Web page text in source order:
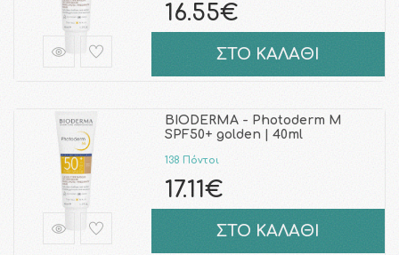
16.55€
ΣΤΟ ΚΑΛΑΘΙ
BIODERMA - Photoderm M
SPF50+ golden | 40ml
138 Πόντοι
17.11€
ΣΤΟ ΚΑΛΑΘΙ